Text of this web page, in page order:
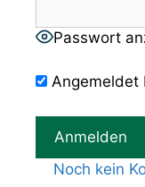
Passwort
Angemeldet
Noch kein